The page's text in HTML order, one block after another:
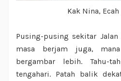
Kak Nina,
Pusing-pusing sekitar
masa berjam juga,
bergambar lebih. Tahu-
tengahari. Patah balik